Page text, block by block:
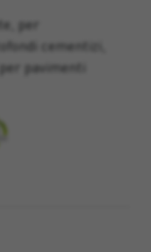
per
cementizi,
pavimenti